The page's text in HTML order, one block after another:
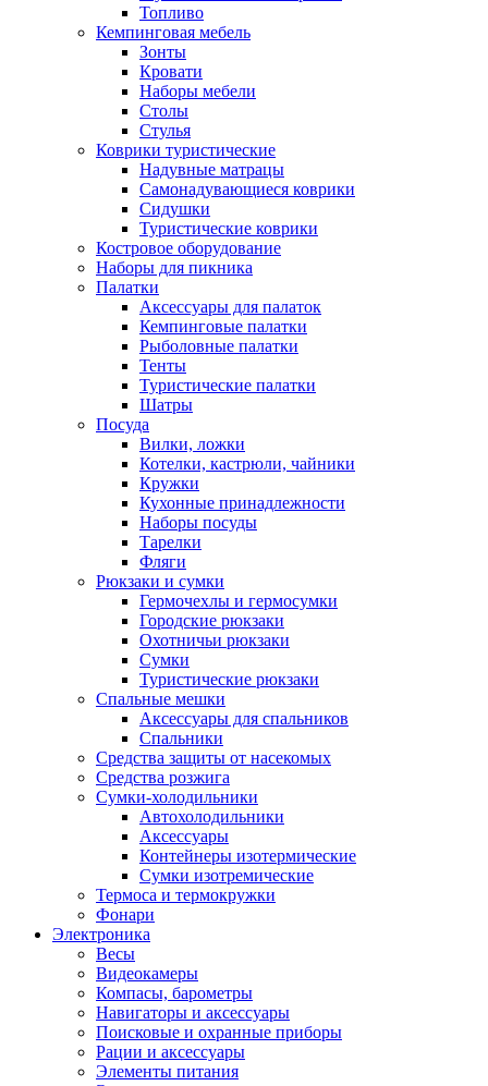
Топливо
Кемпинговая мебель
Зонты
Кровати
Наборы мебели
Столы
Стулья
Коврики туристические
Надувные матрацы
Самонадувающиеся коврики
Сидушки
Туристические коврики
Костровое оборудование
Наборы для пикника
Палатки
Аксессуары для палаток
Кемпинговые палатки
Рыболовные палатки
Тенты
Туристические палатки
Шатры
Посуда
Вилки, ложки
Котелки, кастрюли, чайники
Кружки
Кухонные принадлежности
Наборы посуды
Тарелки
Фляги
Рюкзаки и сумки
Гермочехлы и гермосумки
Городские рюкзаки
Охотничьи рюкзаки
Сумки
Туристические рюкзаки
Спальные мешки
Аксессуары для спальников
Спальники
Средства защиты от насекомых
Средства розжига
Сумки-холодильники
Автохолодильники
Аксессуары
Контейнеры изотермические
Сумки изотремические
Термоса и термокружки
Фонари
Электроника
Весы
Видеокамеры
Компасы, барометры
Навигаторы и аксессуары
Поисковые и охранные приборы
Рации и аксессуары
Элементы питания